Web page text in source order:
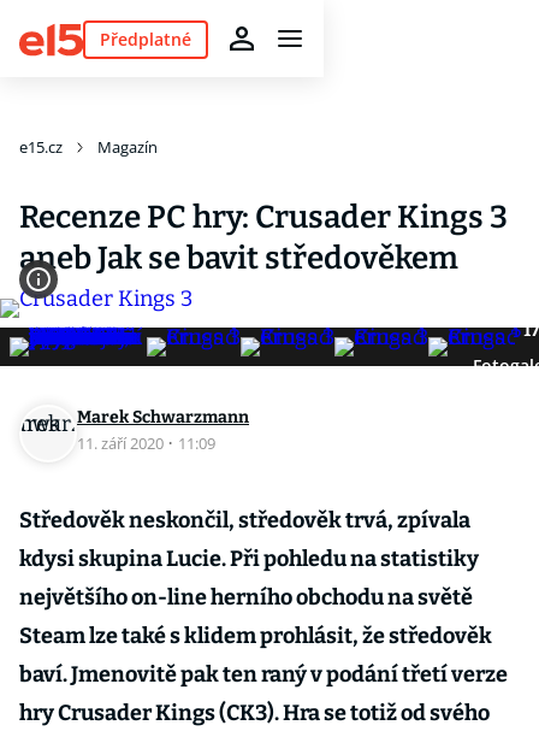
Předplatné
e15.cz Magazín
Recenze PC hry: Crusader Kings 3
aneb Jak se bavit středověkem
17
Marek Schwarzmann
11. září 2020 · 11:09
Středověk neskončil, středověk trvá, zpívala
kdysi skupina Lucie. Při pohledu na statistiky
největšího on-line herního obchodu na světě
Steam lze také s klidem prohlásit, že středověk
baví. Jmenovitě pak ten raný v podání třetí verze
hry Crusader Kings (CK3). Hra se totiž od svého